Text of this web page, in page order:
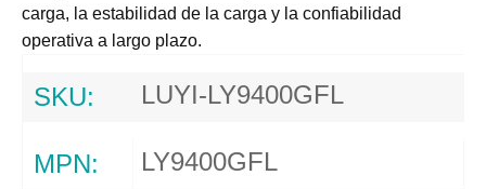
carga, la estabilidad de la carga y la confiabilidad
operativa a largo plazo.
SKU: LUYI-LY9400GFL
MPN: LY9400GFL